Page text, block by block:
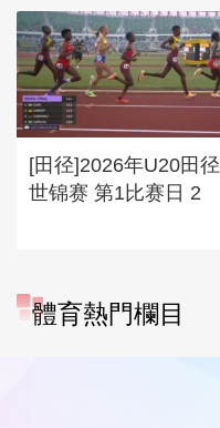
[田径]2026年U20田径
世锦赛 第1比赛日 2
體育熱門欄目